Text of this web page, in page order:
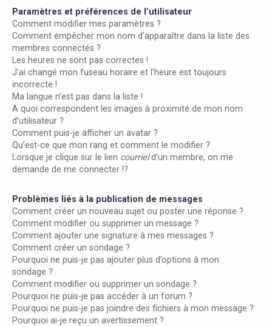
Paramètres et préférences de l’utilisateur
Comment modifier mes paramètres ?
Comment empêcher mon nom d’apparaître dans la liste des
membres connectés ?
Les heures ne sont pas correctes !
J’ai changé mon fuseau horaire et l’heure est toujours
incorrecte !
Ma langue n’est pas dans la liste !
A quoi correspondent les images à proximité de mon nom
d’utilisateur ?
Comment puis-je afficher un avatar ?
Qu’est-ce que mon rang et comment le modifier ?
Lorsque je clique sur le lien courrield’un membre, on me
demande de me connecter !?
Problèmes liés à la publication de messages
Comment créer un nouveau sujet ou poster une réponse ?
Comment modifier ou supprimer un message ?
Comment ajouter une signature à mes messages ?
Comment créer un sondage ?
Pourquoi ne puis-je pas ajouter plus d’options à mon
sondage ?
Comment modifier ou supprimer un sondage ?
Pourquoi ne puis-je pas accéder à un forum ?
Pourquoi ne puis-je pas joindre des fichiers à mon message ?
Pourquoi ai-je reçu un avertissement ?